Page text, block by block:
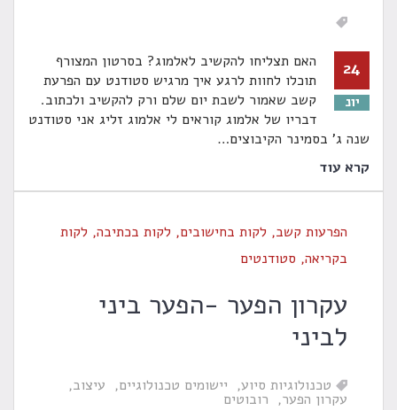
24
יונ
האם תצליחו להקשיב לאלמוג? בסרטון המצורף
תוכלו לחוות לרגע איך מרגיש סטודנט עם הפרעת
קשב שאמור לשבת יום שלם ורק להקשיב ולכתוב.
דבריו של אלמוג קוראים לי אלמוג זליג אני סטודנט
שנה ג' בסמינר הקיבוצים…
קרא עוד
הפרעות קשב, לקות בחישובים, לקות בכתיבה, לקות
בקריאה, סטודנטים
עקרון הפער -הפער ביני
לביני
טכנולוגיות סיוע יישומים טכנולוגיים עיצוב
עקרון הפער רובוטים